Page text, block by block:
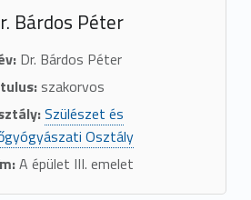
Bárdos Péter
Dr. Bárdos Péter
szakorvos
Szülészet és
Osztály
A épület III. emelet